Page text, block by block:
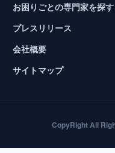
お困りごとの専門家を探す
プレスリリース
会社概要
サイトマップ
CopyRight All